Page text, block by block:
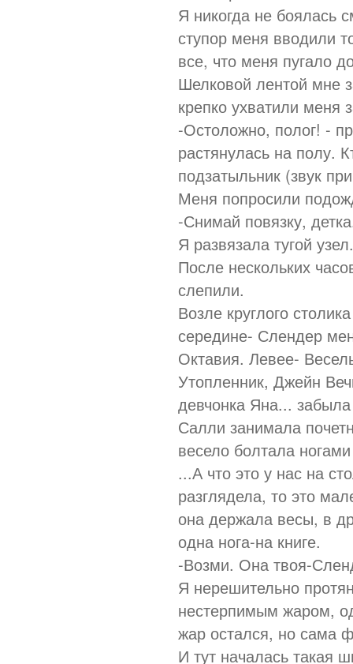
Я никогда не боялась
ступор меня вводили
все, что меня пугало
Шелковой лентой мне
крепко ухватили меня
-Остоложно, полог! -
растянулась на полу.
подзатыльник (звук
Меня попросили
-Снимай повязку,
Я развязала тугой
После нескольких
слепили.
Возле круглого
середине- Слендер
Октавия. Левее-
Утопленник, Джейн
девчонка Яна...
Салли занимала
весело болтала
...А что это у нас на
разглядела, то это
она держала весы, в
одна нога-на книге.
-Возми. Она твоя-
Я нерешительно
нестерпимым жаром,
жар остался, но сама
И тут началась такая